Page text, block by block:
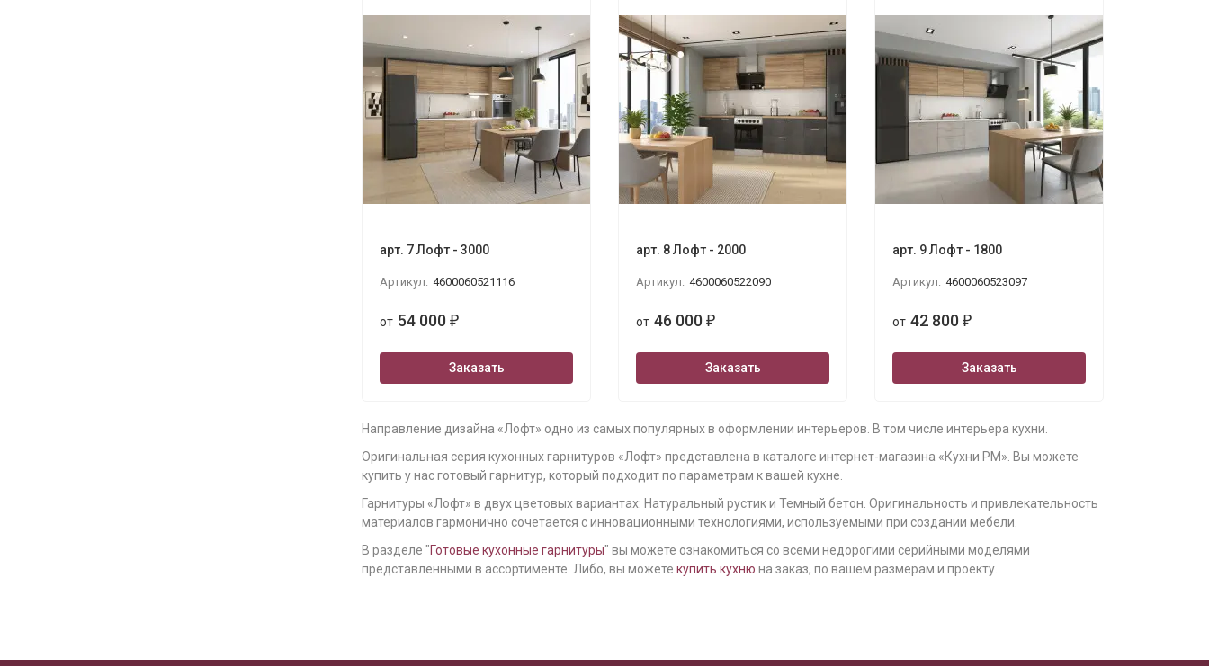
арт. 7 Лофт - 3000
Артикул: 4600060521116
от 54 000 ₽
Заказать
арт. 8 Лофт - 2000
Артикул: 4600060522090
от 46 000 ₽
Заказать
арт. 9 Лофт - 1800
Артикул: 4600060523097
от 42 800 ₽
Заказать
Направление дизайна «Лофт» одно из самых популярных в оформлении интерьеров. В том числе интерьера кухни.
Оригинальная серия кухонных гарнитуров «Лофт» представлена в каталоге интернет-магазина «Кухни РМ». Вы можете
купить у нас готовый гарнитур, который подходит по параметрам к вашей кухне.
Гарнитуры «Лофт» в двух цветовых вариантах: Натуральный рустик и Темный бетон. Оригинальность и привлекательность
материалов гармонично сочетается с инновационными технологиями, используемыми при создании мебели.
В разделе "Готовые кухонные гарнитуры" вы можете ознакомиться со всеми недорогими серийными моделями
представленными в ассортименте. Либо, вы можете купить кухню на заказ, по вашем размерам и проекту.